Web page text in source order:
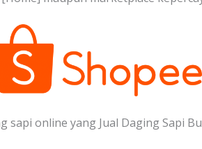
sapi online yang Jual Daging Sapi